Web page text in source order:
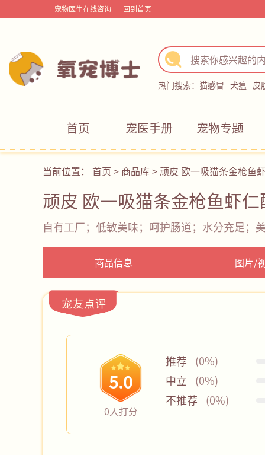
宠物医生在线咨询 回到首页
热门搜索： 猫感冒 犬瘟 皮
首页 宠医手册 宠物专题
当前位置： 首页 > 商品库> 顽皮 欧一吸猫条金枪鱼
顽皮 欧一吸猫条金枪鱼虾
自有工厂；低敏美味；呵护肠道；水分充足；
商品信息 图片/
宠友点评
0人打分
5.0
推荐
(0%)
中立
(0%)
不推荐
(0%)